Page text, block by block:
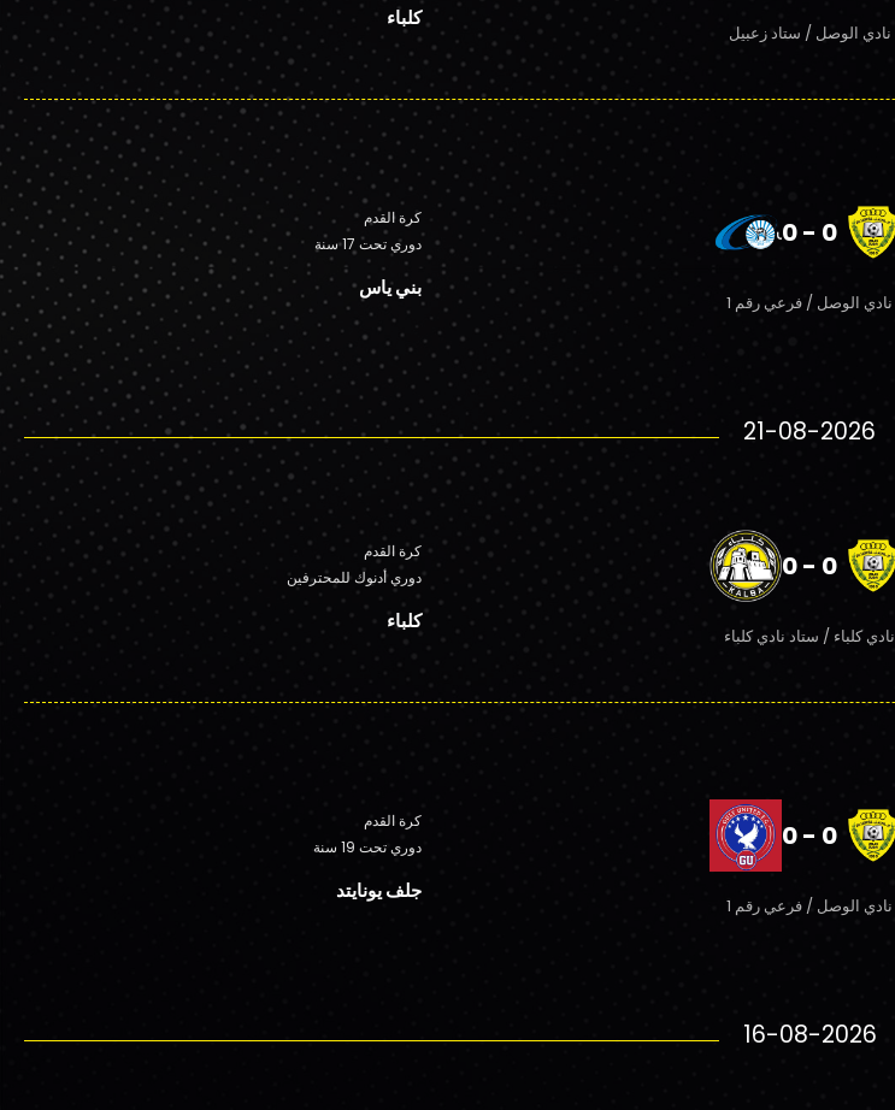
نادي الوصل / ستاد زعبيل
كلباء
0 - 0
نادي الوصل / فرعي رقم 1
كرة القدم
دوري تحت 17 سنة
بني ياس
21-08-2026
0 - 0
نادي كلباء / ستاد نادي كلباء
كرة القدم
دوري أدنوك للمحترفين
كلباء
0 - 0
نادي الوصل / فرعي رقم 1
كرة القدم
دوري تحت 19 سنة
جلف يونايتد
16-08-2026